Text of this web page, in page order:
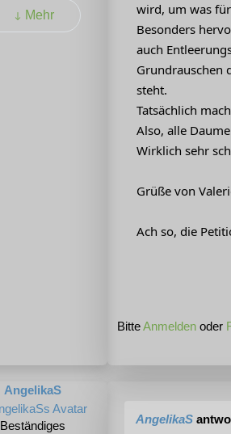
Mehr
wird, um was
Besonders
auch
Grundrauschen
steht.
Tatsächlich
Also, alle
Wirklich sehr
Grüße von
Ach so, die
BitteAnmelden oder
AngelikaS
Beständiges
AngelikaS